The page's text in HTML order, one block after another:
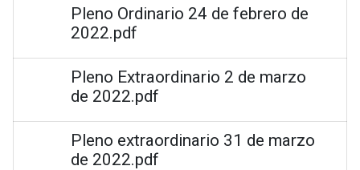
Pleno Ordinario 24 de febrero de
2022.pdf
Pleno Extraordinario 2 de marzo
de 2022.pdf
Pleno extraordinario 31 de marzo
de 2022.pdf